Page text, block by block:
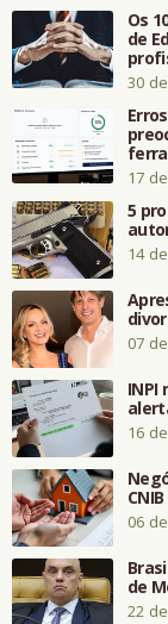
Os
de
30
17
5
14
07
INPI
16
06
de
22